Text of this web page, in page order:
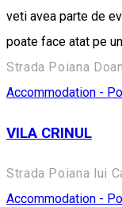
veti avea parte de
poate face atat pe
Strada Poiana
Accommodation -
VILA CRINUL
Strada Poiana lui
Accommodation -